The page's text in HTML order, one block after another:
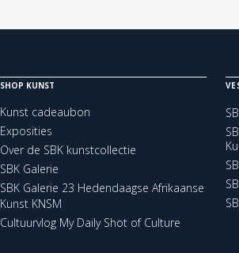
SHOP KUNST
Kunst cadeaubon
Exposities
Over de SBK kunstcollectie
SBK Galerie
SBK Galerie 23 Hedendaagse Afrikaanse
Kunst KNSM
Cultuurvlog My Daily Shot of Culture